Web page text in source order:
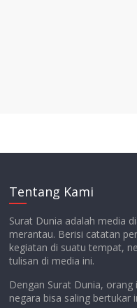
Tentang Kami
Surat Dunia adalah media
merantau. Berisi catatan
kegiatan di suatu tempat,
tulisan di media ini.
Dengan Surat Dunia,
negara bisa saling bertukar